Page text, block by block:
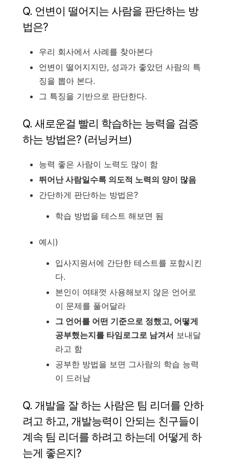
Q. 언변이 떨어지는 사람을 판단하는 방
법은?
우리 회사에서 사례를 찾아본다
언변이 떨어지지만, 성과가 좋았던 사람의 특
징을 뽑아 본다.
그 특징을 기반으로 판단한다.
Q. 새로운걸 빨리 학습하는 능력을 검증
하는 방법은? (러닝커브)
능력 좋은 사람이 노력도 많이 함
뛰어난 사람일수록 의도적 노력의 양이 많음
간단하게 판단하는 방법은?
학습 방법을 테스트 해보면 됨
예시)
입사지원서에 간단한 테스트를 포함시킨
다.
본인이 여태껏 사용해보지 않은 언어로
이 문제를 풀어달라
그 언어를 어떤 기준으로 정했고, 어떻게
공부했는지를 타임로그로 남겨서 보내달
라고 함
공부한 방법을 보면 그사람의 학습 능력
이 드러남
Q. 개발을 잘 하는 사람은 팀 리더를 안하
려고 하고, 개발능력이 안되는 친구들이
계속 팀 리더를 하려고 하는데 어떻게 하
는게 좋은지?